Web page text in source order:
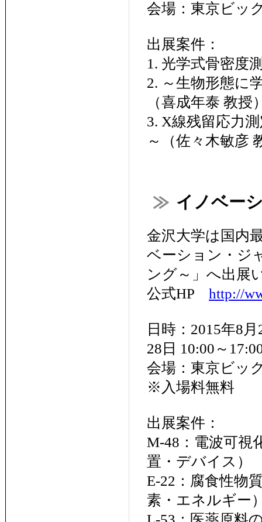
会場：東京ビ
出展案件：
1. 光学式骨密度
2. ～生物形態に
（喜成年泰 教授
3. X線残留応力
～（佐々木敏彦
イノベー
金沢大学は国内
ベーション・ジ
ング～」へ出展
公式HP http://
日時：2015年8
28日 10:00～
会場：東京ビ
※入場料無料
出展案件：
M-48：電波可
置・デバイス）
E-22：腐食性物
素・エネルギー